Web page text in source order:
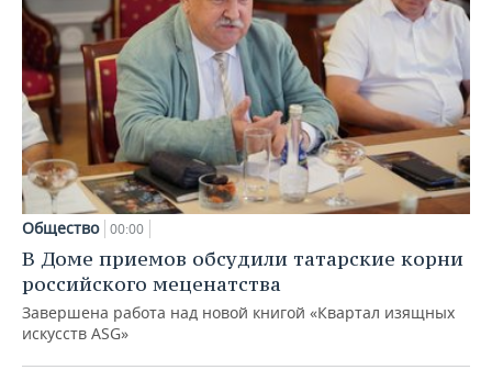
Общество 00:00
В Доме приемов обсудили татарские корни
российского меценатства
Завершена работа над новой книгой «Квартал изящных
искусств ASG»